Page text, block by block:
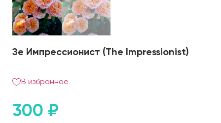
Зе Импрессионист (The Impressionist)
В избранное
300 ₽